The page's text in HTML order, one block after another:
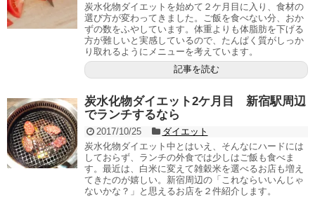
炭水化物ダイエットを始めて２ケ月目に入り、食材の
選び方が変わってきました。ご飯を食べない分、おか
ずの数をふやしています。体重よりも体脂肪を下げる
方が難しいと実感しているので、たんぱく質がしっか
り取れるようにメニューを考えています。
記事を読む
炭水化物ダイエット2ケ月目 新宿駅周辺
でランチするなら
2017/10/25
ダイエット
炭水化物ダイエット中とはいえ、そんなにハードには
しておらず、ランチの外食では少しはご飯も食べま
す。最近は、白米に変えて雑穀米を選べるお店も増え
てきたのが嬉しい。新宿周辺の「これならいいんじゃ
ないかな？」と思えるお店を２件紹介します。